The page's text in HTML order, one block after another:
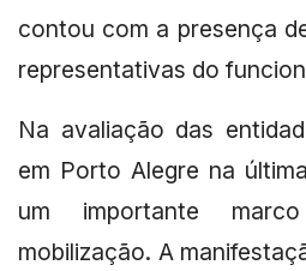
contou com a presença
representativas do
Na avaliação das
em Porto Alegre na
um importante
mobilização. A